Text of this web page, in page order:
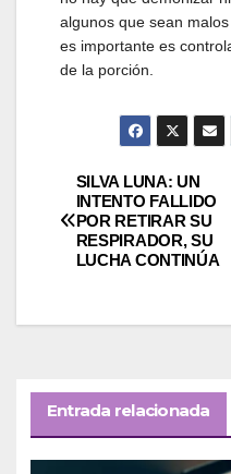
algunos que sean
es importante es
de la porción.
de
SILVA LUNA: UN
INTENTO FALLIDO
POR RETIRAR SU
RESPIRADOR, SU
LUCHA CONTINÚA
Entrada relacionada